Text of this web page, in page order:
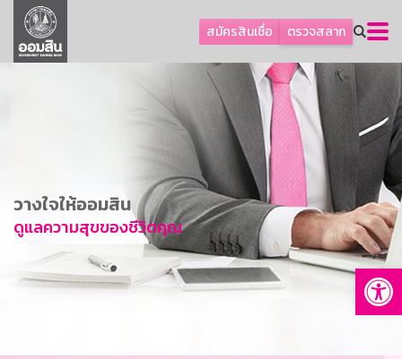
สมัครสินเชื่อ ตรวจสลาก
ลูกค้าธุรกิจ
ลูกค้าผู้ประกอบรายย่อย
การพัฒนาที่ยั่งยืน
ข่าวสาร
บริการทางการเงิน
อื่นๆ
วางใจให้ออมสิน
ดูแลความสุขของชีวิตคุณ